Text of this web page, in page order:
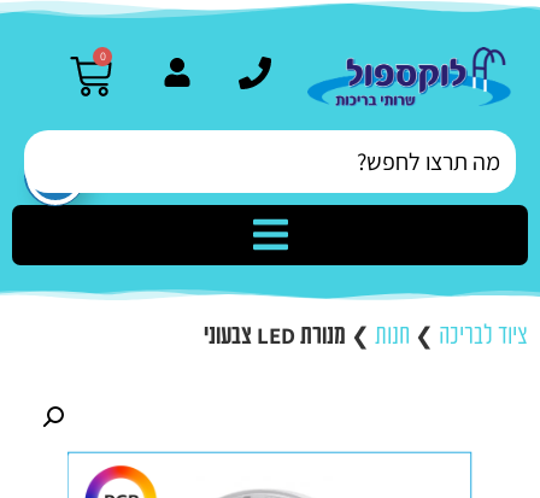
0
ציוד לבריכה ❯ חנות ❯ מנורת LED צבעוני